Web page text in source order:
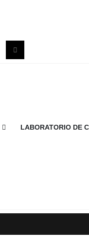
LABORATORIO DE